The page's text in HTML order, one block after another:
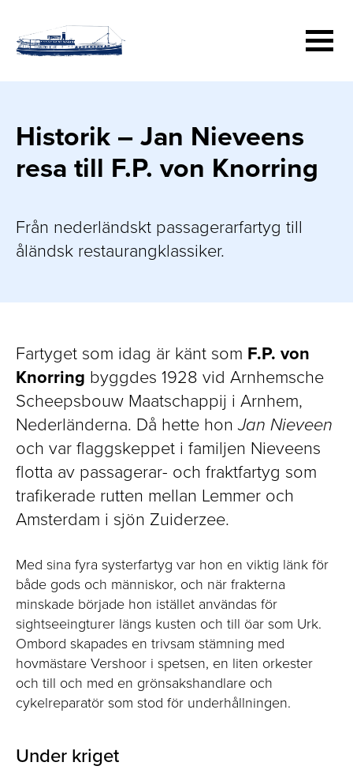
Hoppa
till
Historik – Jan Nieveens
resa till F.P. von Knorring
Från nederländskt passagerarfartyg till
åländsk restaurangklassiker.
Fartyget som idag är känt som F.P. von
Knorring byggdes 1928 vid Arnhemsche
Scheepsbouw Maatschappij i Arnhem,
Nederländerna. Då hette honJan Nieveen
och var flaggskeppet i familjen Nieveens
flotta av passagerar- och fraktfartyg som
trafikerade rutten mellan Lemmer och
Amsterdam i sjön Zuiderzee.
Med sina fyra systerfartyg var hon en viktig länk för
både gods och människor, och när frakterna
minskade började hon istället användas för
sightseeingturer längs kusten och till öar som Urk.
Ombord skapades en trivsam stämning med
hovmästare Vershoor i spetsen, en liten orkester
och till och med en grönsakshandlare och
cykelreparatör som stod för underhållningen.
Under kriget